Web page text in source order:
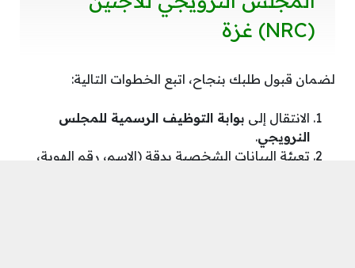
(NRC) غزة
​لضمان قبول طلبك بنجاح، اتبع الخطوات التالية:
​الانتقال إلى بوابة التوظيف الرسمية للمجلس
النرويجي.
​تعبئة البيانات الشخصية بدقة (الاسم، رقم الهوية،